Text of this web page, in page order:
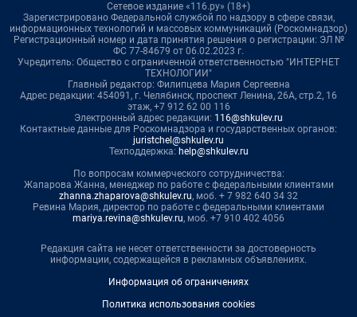
Сетевое издание «116.ру» (18+)
Зарегистрировано Федеральной службой по надзору в сфере связи,
информационных технологий и массовых коммуникаций (Роскомнадзор)
Регистрационный номер и дата принятия решения о регистрации: ЭЛ №
ФС 77-84679 от 06.02.2023 г.
Учредитель: Общество с ограниченной ответственностью "ИНТЕРНЕТ
ТЕХНОЛОГИИ"
Главный редактор: Филипцева Мария Сергеевна
Адрес редакции: 454091, г. Челябинск, проспект Ленина, 26А, стр.2, 16
этаж, +7 912 62 00 116
Электронный адрес редакции: 116@shkulev.ru
Контактные данные для Роскомнадзора и государственных органов:
juristchel@shkulev.ru
Техподдержка: help@shkulev.ru
По вопросам коммерческого сотрудничества:
Жапарова Жанна, менеджер по работе с федеральными клиентами
zhanna.zhaparova@shkulev.ru, моб. + 7 982 640 34 32
Ревина Мария, директор по работе с федеральными клиентами
mariya.revina@shkulev.ru, моб. +7 910 402 4056
Редакция сайта не несет ответственности за достоверность
информации, содержащейся в рекламных объявлениях.
Информация об ограничениях
Политика использования cookies